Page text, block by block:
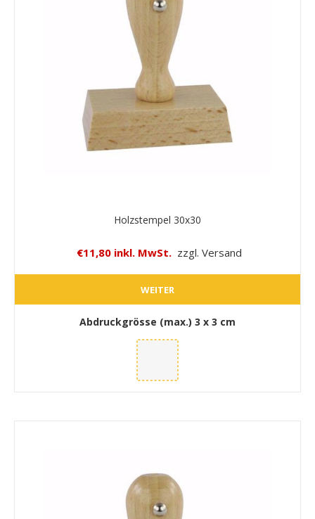
Holzstempel 30x30
€11,80 inkl. MwSt. zzgl. Versand
WEITER
Abdruckgrösse (max.) 3 x 3 cm